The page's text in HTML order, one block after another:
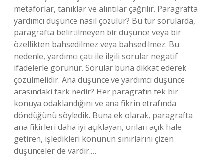
metaforlar, tanıklar ve alıntılar çağrılır. Paragrafta
yardımcı düşünce nasıl çözülür? Bu tür sorularda,
paragrafta belirtilmeyen bir düşünce veya bir
özellikten bahsedilmez veya bahsedilmez. Bu
nedenle, yardımcı çatı ile ilgili sorular negatif
ifadelerle görünür. Sorular buna dikkat ederek
çözülmelidir. Ana düşünce ve yardımcı düşünce
arasındaki fark nedir? Her paragrafın tek bir
konuya odaklandığını ve ana fikrin etrafında
döndüğünü söyledik. Buna ek olarak, paragrafta
ana fikirleri daha iyi açıklayan, onları açık hale
getiren, işledikleri konunun sınırlarını çizen
düşünceler de vardır.…